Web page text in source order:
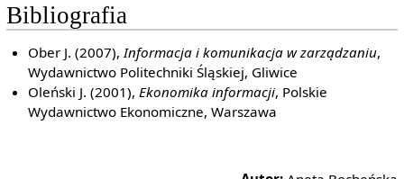
Bibliografia
Ober J. (2007),Informacja i komunikacja w zarządzaniu,
Wydawnictwo Politechniki Śląskiej, Gliwice
Oleński J. (2001),Ekonomika informacji, Polskie
Wydawnictwo Ekonomiczne, Warszawa